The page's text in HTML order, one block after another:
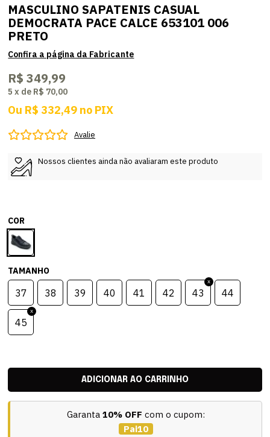
MASCULINO SAPATENIS CASUAL
DEMOCRATA PACE CALCE 653101 006
PRETO
R$ 349,99
5 x de R$ 70,00
Ou R$ 332,49 no PIX
Avalie
Nossos clientes ainda não avaliaram este produto
COR
TAMANHO
37 38 39 40 41 42 43 44
45
Garanta 10% OFF com o cupom:
Pai10